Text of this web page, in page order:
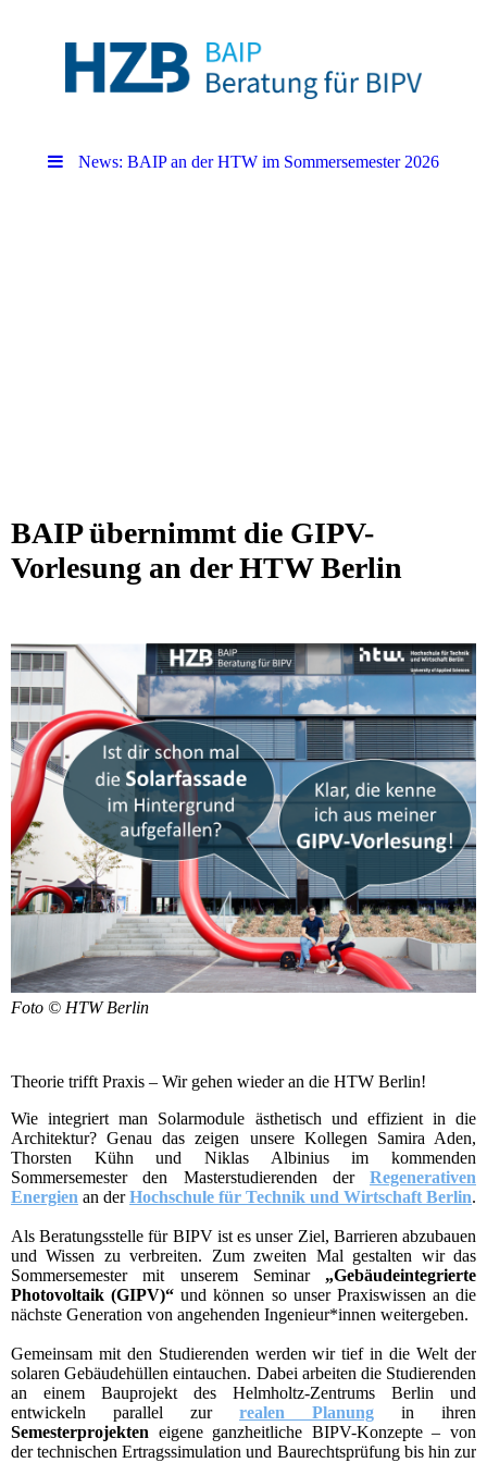
News: BAIP an der HTW im Sommersemester 2026
BAIP übernimmt die GIPV-
Vorlesung an der HTW Berlin
Foto © HTW Berlin
Theorie trifft Praxis – Wir gehen wieder an die HTW Berlin!
Wie integriert man Solarmodule ästhetisch und effizient in die
Architektur? Genau das zeigen unsere Kollegen Samira Aden,
Thorsten Kühn und Niklas Albinius im kommenden
Sommersemester den Masterstudierenden der Regenerativen
Energien an derHochschule für Technik und Wirtschaft Berlin.
Als Beratungsstelle für BIPV ist es unser Ziel, Barrieren abzubauen
und Wissen zu verbreiten. Zum zweiten Mal gestalten wir das
Sommersemester mit unserem Seminar „Gebäudeintegrierte
Photovoltaik (GIPV)“ und können so unser Praxiswissen an die
nächste Generation von angehenden Ingenieur*innen weitergeben.
Gemeinsam mit den Studierenden werden wir tief in die Welt der
solaren Gebäudehüllen eintauchen. Dabei arbeiten die Studierenden
an einem Bauprojekt des Helmholtz-Zentrums Berlin und
entwickeln parallel zur realen Planung in ihren
Semesterprojekten eigene ganzheitliche BIPV-Konzepte – von
der technischen Ertragssimulation und Baurechtsprüfung bis hin zur